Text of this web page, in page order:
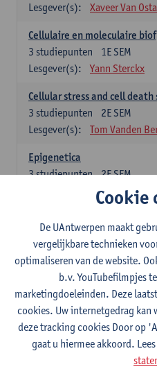
Lesgever(s):
Xaveer Van
Cellulaire en moleculaire
1E SEM
3 studiepunten
Lesgever(s):
Yann Sterckx
Cellular stress and cell death
2E SEM
3 studiepunten
Lesgever(s):
Tom Vanden
Epigenetica
2E SEM
3studiepunten
Wim Vanden
2E SEM
studiepunten
Lesgever(s):
Erik Fransen
Laboratory Animal Science
2E SEM
6studiepunten
Lesgever(s):
Chris Van
Bio-ethics
Cookie
De UAntwerpen maakt
vergelijkbare technieken
optimaliseren van de website.
b.v. YouTubefilmpjes
marketingdoeleinden. Deze
cookies. Uw internetgedrag kan
deze tracking cookies Door op
gaat u hiermee akkoord.